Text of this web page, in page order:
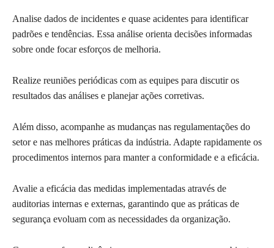
Analise dados de incidentes e quase acidentes para identificar
padrões e tendências. Essa análise orienta decisões informadas
sobre onde focar esforços de melhoria.
Realize reuniões periódicas com as equipes para discutir os
resultados das análises e planejar ações corretivas.
Além disso, acompanhe as mudanças nas regulamentações do
setor e nas melhores práticas da indústria. Adapte rapidamente os
procedimentos internos para manter a conformidade e a eficácia.
Avalie a eficácia das medidas implementadas através de
auditorias internas e externas, garantindo que as práticas de
segurança evoluam com as necessidades da organização.